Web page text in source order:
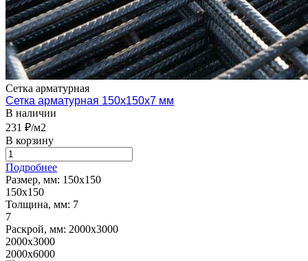
Сетка арматурная
Сетка арматурная 150х150х7 мм
В наличии
231 ₽/м2
В корзину
Подробнее
Размер, мм: 150х150
150х150
Толщина, мм: 7
7
Раскрой, мм: 2000х3000
2000х3000
2000х6000